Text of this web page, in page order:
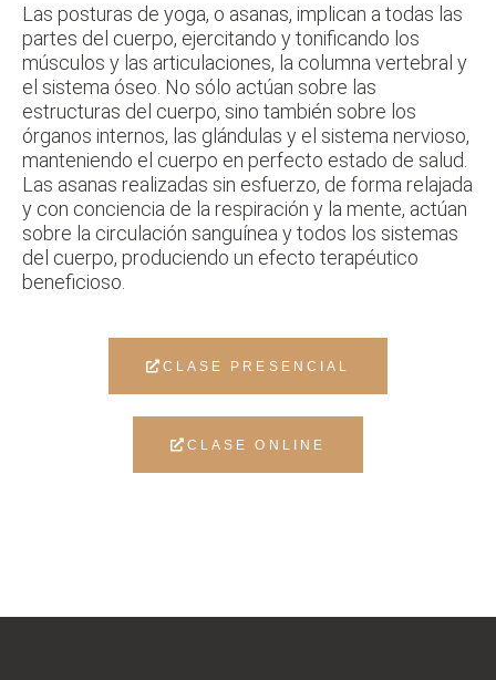
Las posturas de yoga, o asanas, implican a todas las
partes del cuerpo, ejercitando y tonificando los
músculos y las articulaciones, la columna vertebral y
el sistema óseo. No sólo actúan sobre las
estructuras del cuerpo, sino también sobre los
órganos internos, las glándulas y el sistema nervioso,
manteniendo el cuerpo en perfecto estado de salud.
Las asanas realizadas sin esfuerzo, de forma relajada
y con conciencia de la respiración y la mente, actúan
sobre la circulación sanguínea y todos los sistemas
del cuerpo, produciendo un efecto terapéutico
beneficioso.
CLASE PRESENCIAL
CLASE ONLINE